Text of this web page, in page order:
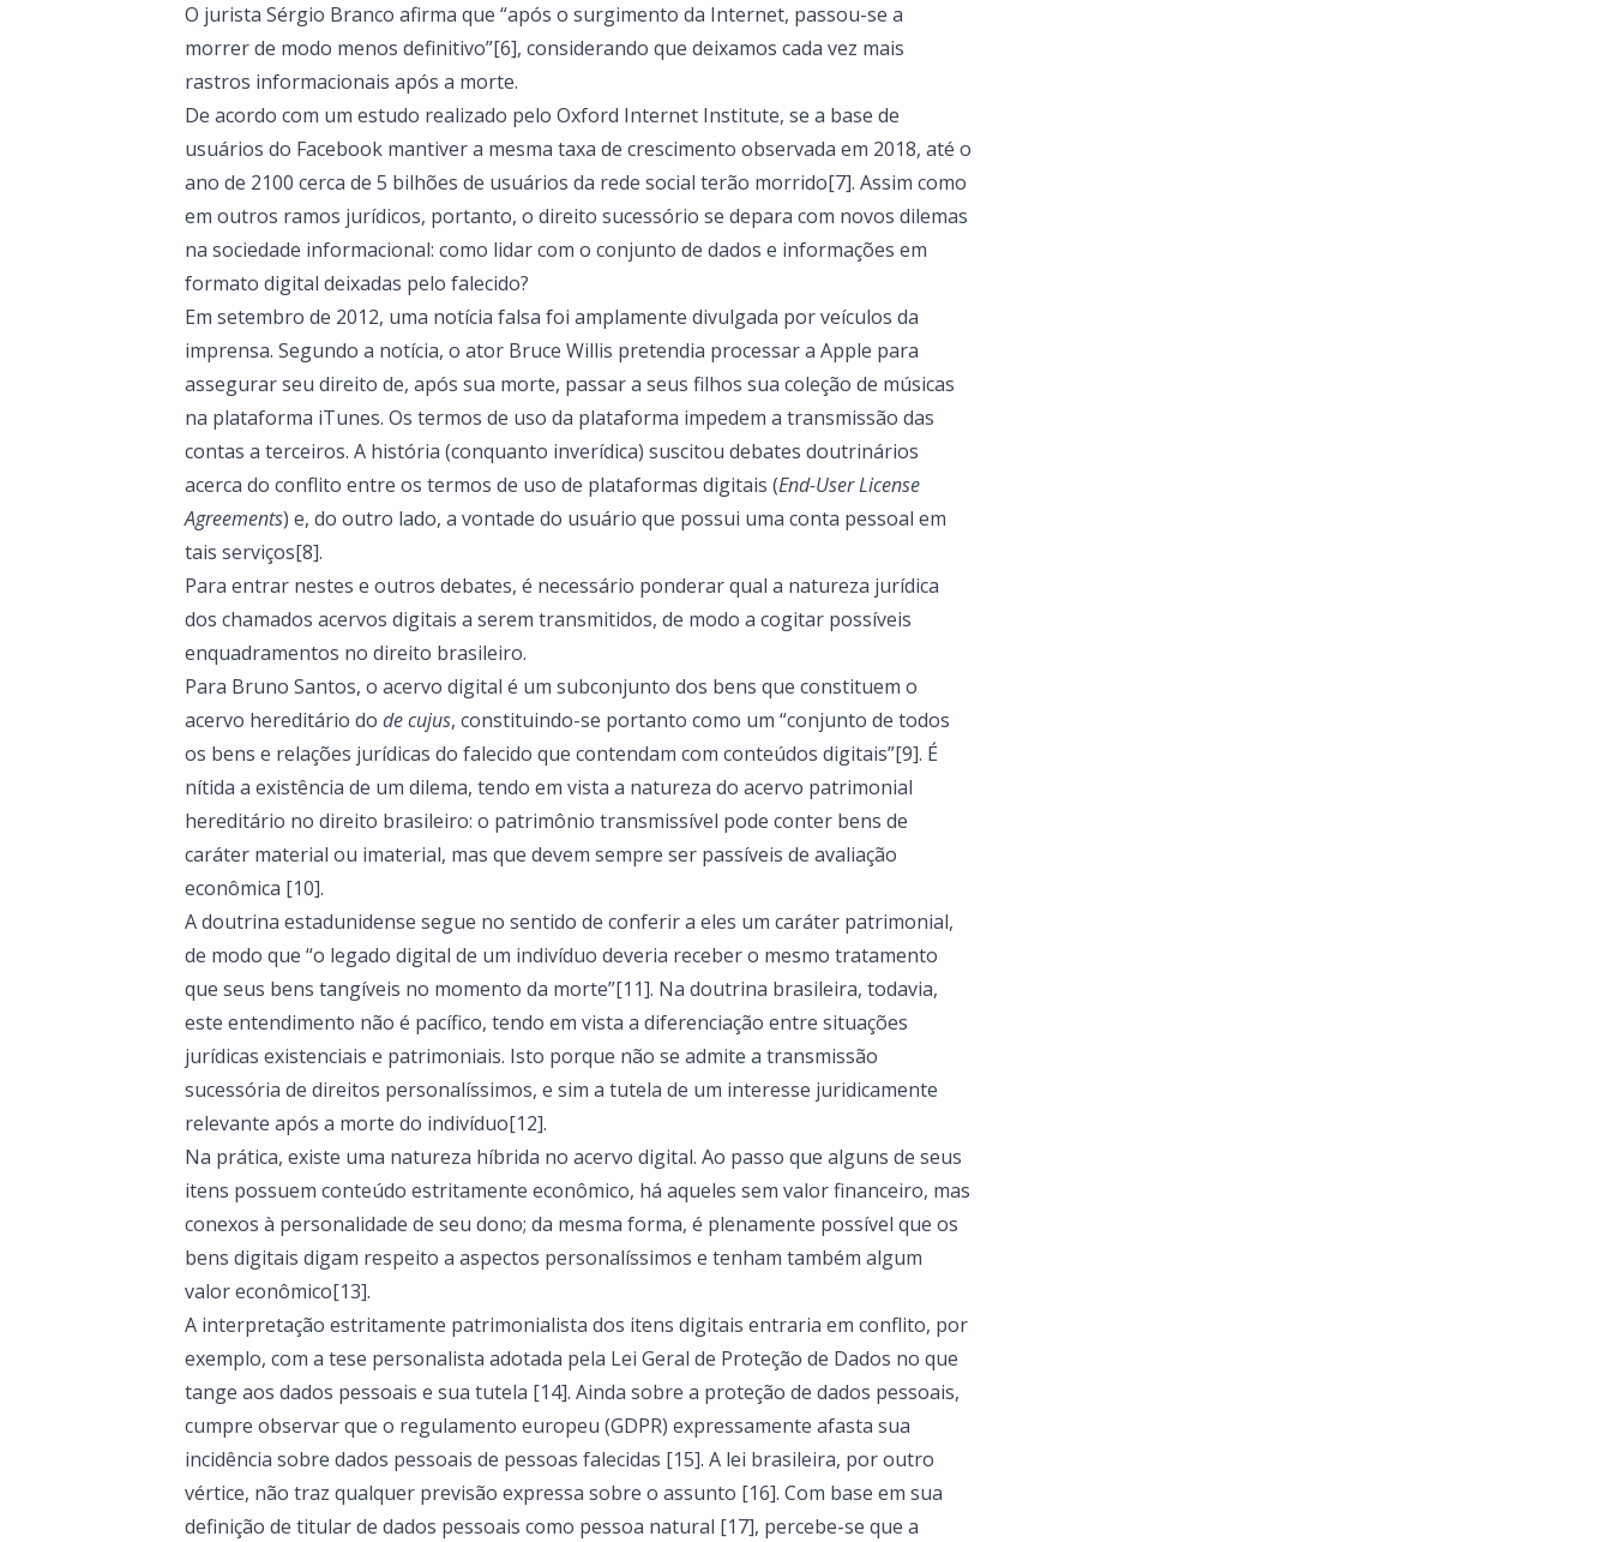
O jurista Sérgio Branco afirma que “após o surgimento da Internet, passou-se a
morrer de modo menos definitivo”[6], considerando que deixamos cada vez mais
rastros informacionais após a morte.
De acordo com um estudo realizado pelo Oxford Internet Institute, se a base de
usuários do Facebook mantiver a mesma taxa de crescimento observada em 2018, até o
ano de 2100 cerca de 5 bilhões de usuários da rede social terão morrido[7]. Assim como
em outros ramos jurídicos, portanto, o direito sucessório se depara com novos dilemas
na sociedade informacional: como lidar com o conjunto de dados e informações em
formato digital deixadas pelo falecido?
Em setembro de 2012, uma notícia falsa foi amplamente divulgada por veículos da
imprensa. Segundo a notícia, o ator Bruce Willis pretendia processar a Apple para
assegurar seu direito de, após sua morte, passar a seus filhos sua coleção de músicas
na plataforma iTunes. Os termos de uso da plataforma impedem a transmissão das
contas a terceiros. A história (conquanto inverídica) suscitou debates doutrinários
acerca do conflito entre os termos de uso de plataformas digitais (End-User License
Agreements) e, do outro lado, a vontade do usuário que possui uma conta pessoal em
tais serviços[8].
Para entrar nestes e outros debates, é necessário ponderar qual a natureza jurídica
dos chamados acervos digitais a serem transmitidos, de modo a cogitar possíveis
enquadramentos no direito brasileiro.
Para Bruno Santos, o acervo digital é um subconjunto dos bens que constituem o
acervo hereditário dode cujus, constituindo-se portanto como um “conjunto de todos
os bens e relações jurídicas do falecido que contendam com conteúdos digitais”[9]. É
nítida a existência de um dilema, tendo em vista a natureza do acervo patrimonial
hereditário no direito brasileiro: o patrimônio transmissível pode conter bens de
caráter material ou imaterial, mas que devem sempre ser passíveis de avaliação
econômica [10].
A doutrina estadunidense segue no sentido de conferir a eles um caráter patrimonial,
de modo que “o legado digital de um indivíduo deveria receber o mesmo tratamento
que seus bens tangíveis no momento da morte”[11]. Na doutrina brasileira, todavia,
este entendimento não é pacífico, tendo em vista a diferenciação entre situações
jurídicas existenciais e patrimoniais. Isto porque não se admite a transmissão
sucessória de direitos personalíssimos, e sim a tutela de um interesse juridicamente
relevante após a morte do indivíduo[12].
Na prática, existe uma natureza híbrida no acervo digital. Ao passo que alguns de seus
itens possuem conteúdo estritamente econômico, há aqueles sem valor financeiro, mas
conexos à personalidade de seu dono; da mesma forma, é plenamente possível que os
bens digitais digam respeito a aspectos personalíssimos e tenham também algum
valor econômico[13].
A interpretação estritamente patrimonialista dos itens digitais entraria em conflito, por
exemplo, com a tese personalista adotada pela Lei Geral de Proteção de Dados no que
tange aos dados pessoais e sua tutela [14]. Ainda sobre a proteção de dados pessoais,
cumpre observar que o regulamento europeu (GDPR) expressamente afasta sua
incidência sobre dados pessoais de pessoas falecidas [15]. A lei brasileira, por outro
vértice, não traz qualquer previsão expressa sobre o assunto [16]. Com base em sua
definição de titular de dados pessoais como pessoa natural [17], percebe-se que a